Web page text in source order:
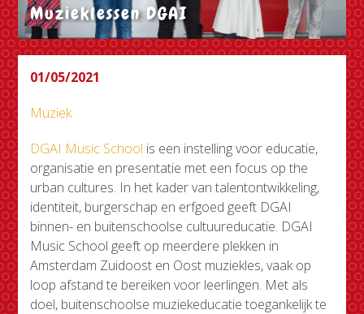
Muzieklessen DGAI
01/05/2021
Muziek
DGAI Music School is een instelling voor educatie,
organisatie en presentatie met een focus op the
urban cultures. In het kader van talentontwikkeling,
identiteit, burgerschap en erfgoed geeft DGAI
binnen- en buitenschoolse cultuureducatie. DGAI
Music School geeft op meerdere plekken in
Amsterdam Zuidoost en Oost muziekles, vaak op
loop afstand te bereiken voor leerlingen. Met als
doel, buitenschoolse muziekeducatie toegankelijk te